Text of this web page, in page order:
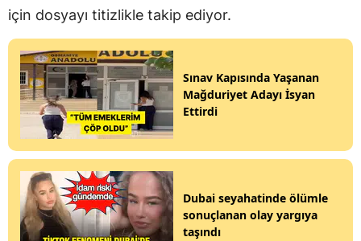
için dosyayı titizlikle takip ediyor.
Sınav Kapısında Yaşanan
Mağduriyet Adayı İsyan
Ettirdi
Dubai seyahatinde ölümle
sonuçlanan olay yargıya
taşındı